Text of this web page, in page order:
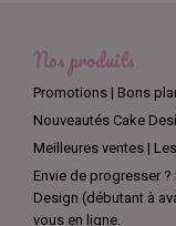
Nos produits
Promotions | Bons
Nouveautés Cake
Meilleures ventes |
Envie de progresser
Design (débutant à
vous en ligne.